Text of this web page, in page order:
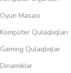
Oyun Masası
Kompüter Qulaqlıqları
Gaming Qulaqlıqlar
Dinamiklər